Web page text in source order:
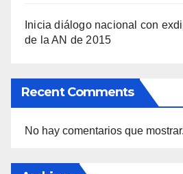
Inicia diálogo nacional con
de la AN de 2015
Recent Comments
No hay comentarios que mostrar.